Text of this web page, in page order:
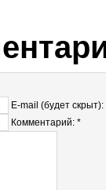
E-mail (будет скрыт):
Комментарий: *